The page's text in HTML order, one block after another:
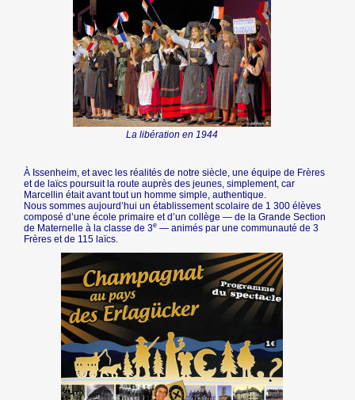
La libération en 1944
À Issenheim, et avec les réalités de notre siècle, une équipe de Frères
et de laïcs poursuit la route auprès des jeunes, simplement, car
Marcellin était avant tout un homme simple, authentique.
Nous sommes aujourd’hui un établissement scolaire de 1 300 élèves
composé d’une école primaire et d’un collège — de la Grande Section
de Maternelle à la classe de 3e — animés par une communauté de 3
Frères et de 115 laïcs.